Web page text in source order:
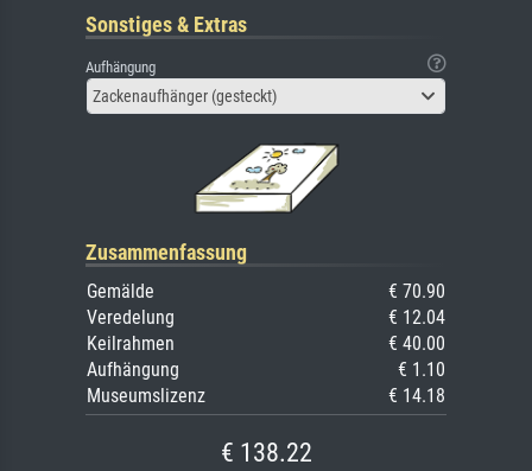
Sonstiges & Extras
Aufhängung
Zackenaufhänger (gesteckt)
Zusammenfassung
Gemälde
€ 70.90
Veredelung
€ 12.04
Keilrahmen
€ 40.00
Aufhängung
€ 1.10
Museumslizenz
€ 14.18
€ 138.22